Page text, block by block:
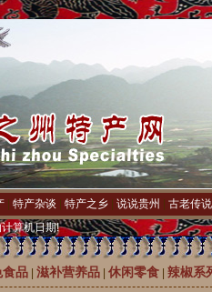
特产杂谈 特产之乡 说说贵州
古老传说
算机日期!
食品 滋补营养品 休闲零食 辣椒系